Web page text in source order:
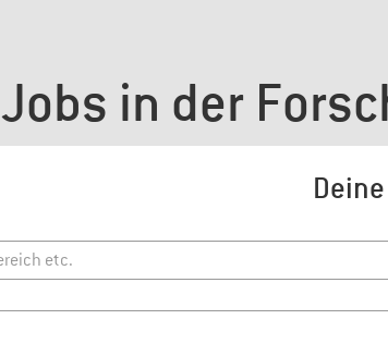
Jobs in der